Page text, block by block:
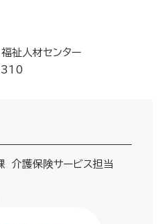
人材センター
介護保険サービス担当